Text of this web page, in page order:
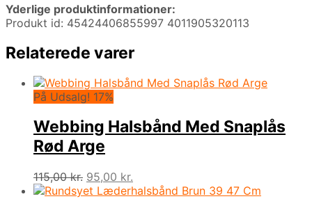
Yderlige produktinformationer:
Produkt id: 45424406855997 4011905320113
Relaterede varer
På Udsalg! 17%
Webbing Halsbånd Med Snaplås
Rød Arge
115,00kr. Den
oprindelige
95,00 kr.
aktuelle